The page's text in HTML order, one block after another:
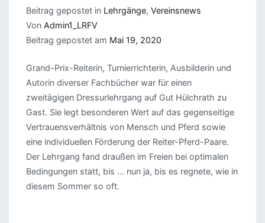
Beitrag gepostet in Lehrgänge, Vereinsnews
Von Admin1_LRFV
Beitrag gepostet am Mai 19, 2020
Grand-Prix-Reiterin, Turnierrichterin, Ausbilderin und
Autorin diverser Fachbücher war für einen
zweitägigen Dressurlehrgang auf Gut Hülchrath zu
Gast. Sie legt besonderen Wert auf das gegenseitige
Vertrauensverhältnis von Mensch und Pferd sowie
eine individuellen Förderung der Reiter-Pferd-Paare.
Der Lehrgang fand draußen im Freien bei optimalen
Bedingungen statt, bis … nun ja, bis es regnete, wie in
diesem Sommer so oft.